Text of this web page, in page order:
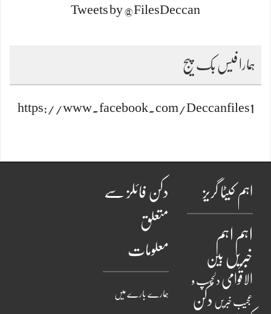
Tweets by @FilesDeccan
ہمارا فیس بک پیج
https://www.facebook.com/Deccanfiles1
اہم کیٹا گریز
اہم اہم
خبریں بین
الاقوامی دلچسپ و
عجیب خبریں دکن
دکن فائلز سے
متعلق
معلومات
ہمارے بارے میں